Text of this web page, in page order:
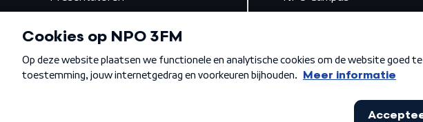
Gemist
Algemene voorwaarden Privacybeleid